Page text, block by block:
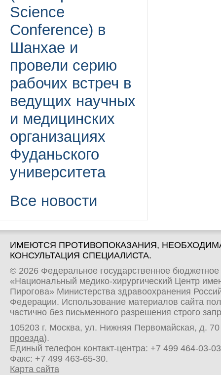
Science
Conference) в
Шанхае и
провели серию
рабочих встреч в
ведущих научных
и медицинских
организациях
Фуданьского
университета
Все новости
ИМЕЮТСЯ ПРОТИВОПОКАЗАНИЯ,
КОНСУЛЬТАЦИЯ СПЕЦИАЛИСТА.
© 2026 Федеральное государственное
«Национальный медико-хирургический Центр
Пирогова» Министерства здравоохранения
Федерации. Использование материалов сайта
частично без письменного разрешения строго
105203 г. Москва, ул. Нижняя Первомайская, д.
проезда).
Единый телефон контакт-центра: +7 499 464-03-03
Факс: +7 499 463-65-30.
Карта сайта